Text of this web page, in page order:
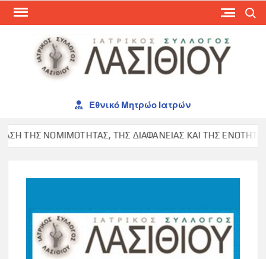
Skip
Εθνικό Μητρώο Ιατρών
ΤΗΣ ΝΟΜΙΜΟΤΗΤΑΣ, ΤΗΣ ΔΙΑΦΑΝΕΙΑΣ ΚΑΙ ΤΗΣ ΕΝΟΤΗΤΑΣ